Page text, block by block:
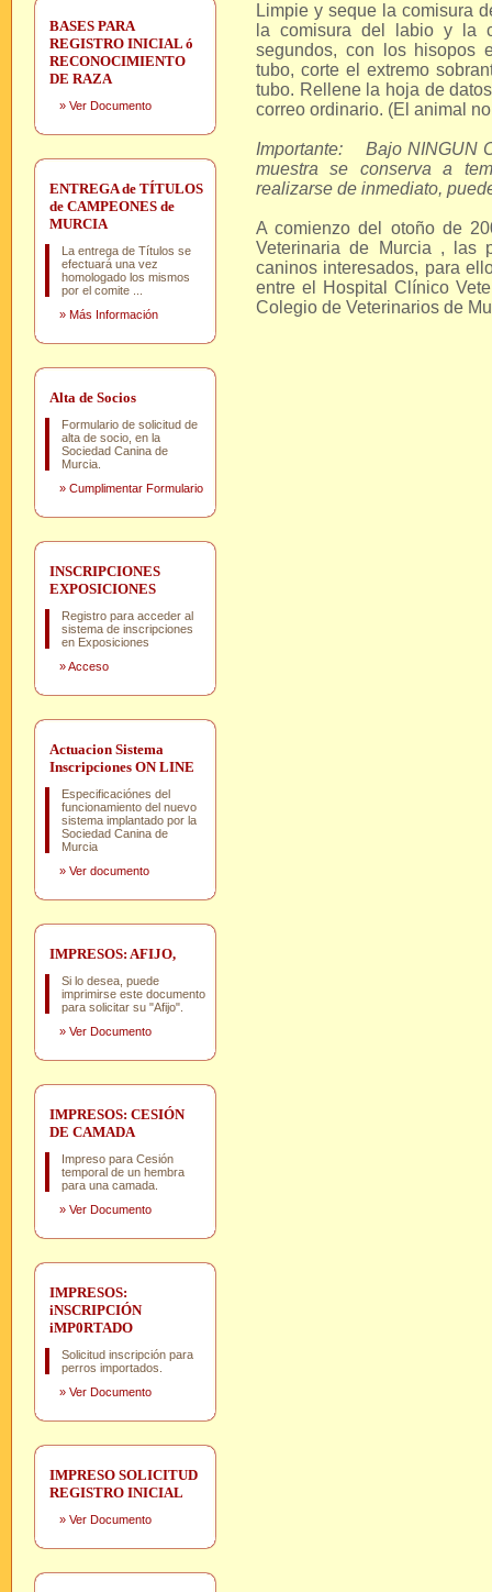
BASES PARA
REGISTRO INICIAL ó
RECONOCIMIENTO
DE RAZA
» Ver Documento
ENTREGA de TÍTULOS
de CAMPEONES de
MURCIA
La entrega de Títulos se
efectuará una vez
homologado los mismos
por el comite ...
» Más Información
Alta de Socios
Formulario de solicitud de
alta de socio, en la
Sociedad Canina de
Murcia.
» Cumplimentar Formulario
INSCRIPCIONES
EXPOSICIONES
Registro para acceder al
sistema de inscripciones
en Exposiciones
»Acceso
Actuacion Sistema
Inscripciones ON LINE
Especificaciónes del
funcionamiento del nuevo
sistema implantado por la
Sociedad Canina de
Murcia
» Ver documento
IMPRESOS: AFIJO,
Si lo desea, puede
imprimirse este documento
para solicitar su "Afijo".
» Ver Documento
IMPRESOS: CESIÓN
DE CAMADA
Impreso para Cesión
temporal de un hembra
para una camada.
» Ver Documento
IMPRESOS:
iNSCRIPCIÓN
iMP0RTADO
Solicitud inscripción para
perros importados.
» Ver Documento
IMPRESO SOLICITUD
REGISTRO INICIAL
» Ver Documento
Limpie y seque la comisura
la comisura del labio y la
segundos, con los hisopos
tubo, corte el extremo
tubo. Rellene la hoja de
correo ordinario. (El animal
Importante: Bajo NINGUN
muestra se conserva a
realizarse de inmediato,
A comienzo del otoño de
Veterinaria de Murcia , las
caninos interesados, para
entre el Hospital Clínico
Colegio de Veterinarios de